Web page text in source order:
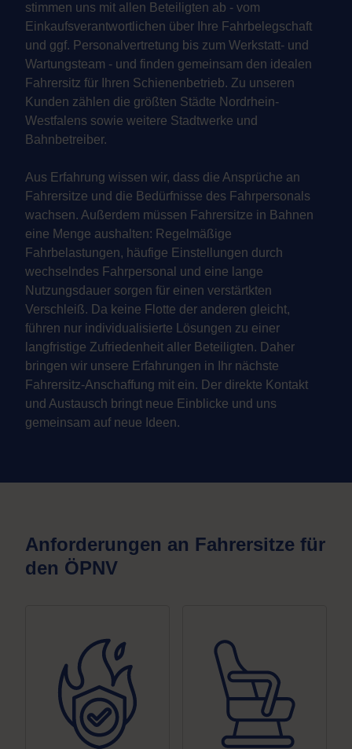
stimmen uns mit allen Beteiligten ab - vom
Einkaufsverantwortlichen über Ihre Fahrbelegschaft
und ggf. Personalvertretung bis zum Werkstatt- und
Wartungsteam - und finden gemeinsam den idealen
Fahrersitz für Ihren Schienenbetrieb. Zu unseren
Kunden zählen die größten Städte Nordrhein-
Westfalens sowie weitere Stadtwerke und
Bahnbetreiber.
Aus Erfahrung wissen wir, dass die Ansprüche an
Fahrersitze und die Bedürfnisse des Fahrpersonals
wachsen. Außerdem müssen Fahrersitze in Bahnen
eine Menge aushalten: Regelmäßige
Fahrbelastungen, häufige Einstellungen durch
wechselndes Fahrpersonal und eine lange
Nutzungsdauer sorgen für einen verstärtkten
Verschleiß. Da keine Flotte der anderen gleicht,
führen nur individualisierte Lösungen zu einer
langfristige Zufriedenheit aller Beteiligten. Daher
bringen wir unsere Erfahrungen in Ihr nächste
Fahrersitz-Anschaffung mit ein. Der direkte Kontakt
und Austausch bringt neue Einblicke und uns
gemeinsam auf neue Ideen.
Anforderungen an Fahrersitze für
den ÖPNV